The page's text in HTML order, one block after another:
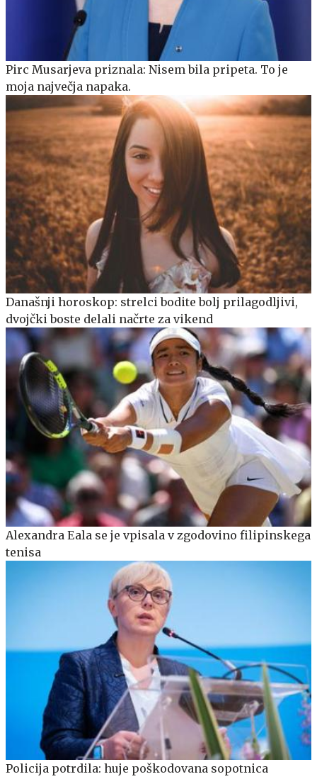
Pirc Musarjeva priznala: Nisem bila pripeta. To je
moja največja napaka.
Današnji horoskop: strelci bodite bolj prilagodljivi,
dvojčki boste delali načrte za vikend
Alexandra Eala se je vpisala v zgodovino filipinskega
tenisa
Policija potrdila: huje poškodovana sopotnica